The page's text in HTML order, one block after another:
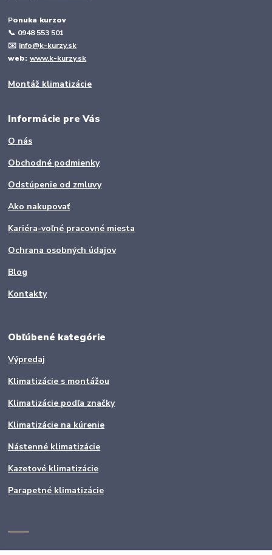
Ponuka kurzov
📞 0948 553 501
✉️ info@k-kurzy.sk
web:www.k-kurzy.sk
Montáž klimatizácie
Informácie pre Vás
O nás
Obchodné podmienky
Odstúpenie od zmluvy
Ako nakupovať
Kariéra-voľné pracovné miesta
Ochrana osobných údajov
Blog
Kontakty
Obľúbené kategórie
Výpredaj
Klimatizácie s montážou
Klimatizácie podľa značky
Klimatizácie na kúrenie
Nástenné klimatizácie
Kazetové klimatizácie
Parapetné klimatizácie